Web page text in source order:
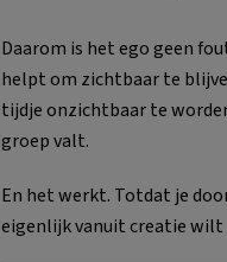
Daarom is het ego geen
helpt om zichtbaar te
tijdje onzichtbaar te
groep valt.
En het werkt. Totdat je
eigenlijk vanuit creatie wilt